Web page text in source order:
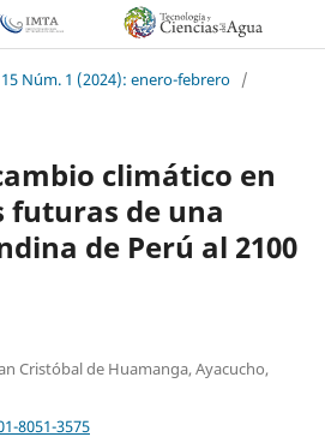
Núm. 1 (2024): enero-febrero /
climático en
futuras de una
de Perú al 2100
Cristóbal de Huamanga, Ayacucho,
8051-3575